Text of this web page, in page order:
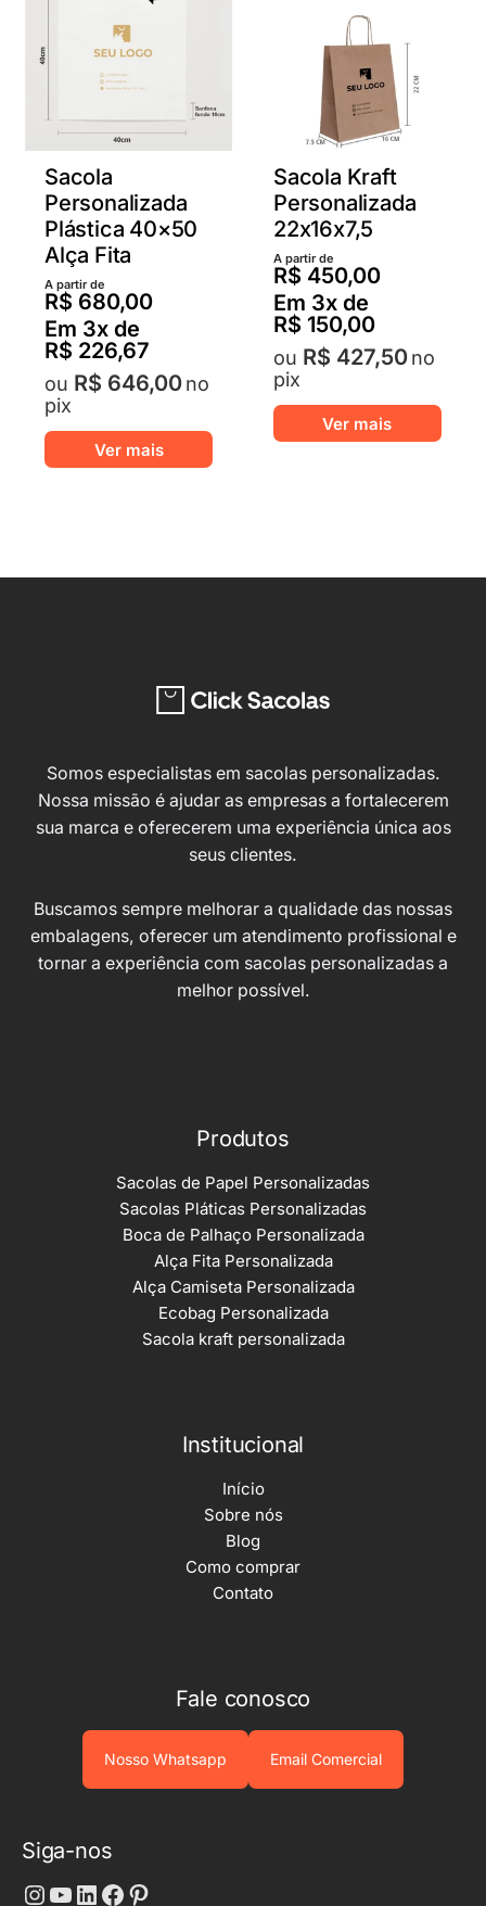
do
Sacola
Personalizada
Plástica 40×50
Alça Fita
A partir de
R$ 680,00
Em 3x de
R$ 226,67
R$ 646,00no
pix
Ver mais
Este
produto
na
produto
Sacola Kraft
Personalizada
22x16x7,5
A partir de
R$ 450,00
Em 3x de
R$ 150,00
R$ 427,50no
pix
Ver mais
Este
Somos especialistas em sacolas personalizadas.
Nossa missão é ajudar as empresas a fortalecerem
sua marca e oferecerem uma experiência única aos
seus clientes.
Buscamos sempre melhorar a qualidade das nossas
embalagens, oferecer um atendimento profissional e
tornar a experiência com sacolas personalizadas a
melhor possível.
Produtos
Sacolas de Papel Personalizadas
Sacolas Pláticas Personalizadas
Boca de Palhaço Personalizada
Alça Fita Personalizada
Alça Camiseta Personalizada
Ecobag Personalizada
Sacola kraft personalizada
Institucional
Início
Sobre nós
Blog
Como comprar
Contato
Fale conosco
Nosso Whatsapp Email Comercial
Siga-nos
Instagram
Youtube
LinkedIn
Facebook
Pinterest